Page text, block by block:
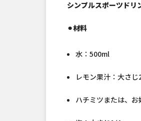
シンプルスポーツドリ
⚫︎材料
水：500ml
レモン果汁：大さじ
ハチミツまたは、